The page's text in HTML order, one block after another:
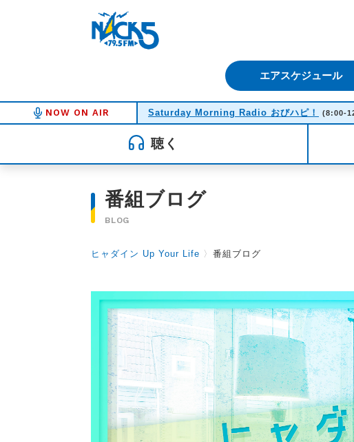
エアスケジュール
NOW ON AIR Saturday Morning Radio おびハピ！ (8:00-
聴く
番組ブログ
BLOG
ヒャダイン Up Your Life 〉 番組ブログ